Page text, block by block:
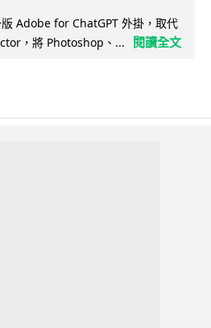
Adobe for ChatGPT 外掛，取代
，將 Photoshop、...
閱讀全文